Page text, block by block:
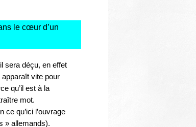
moderne
civilisations
le cœur d’un
sera déçu, en effet
vite pour
qu’il est à la
mot.
ce qu’ici l’ouvrage
» allemands).